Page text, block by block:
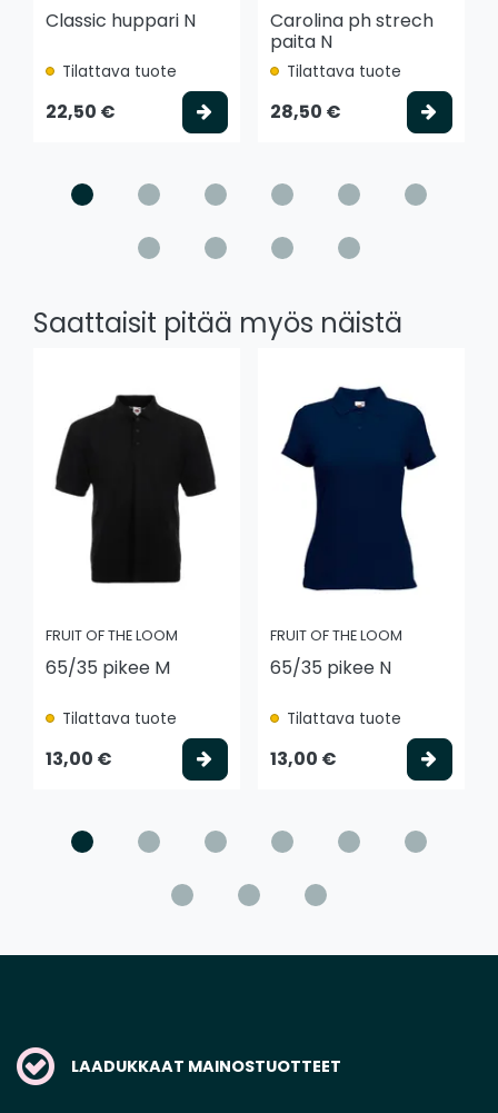
Classic huppari N
Tilattava tuote
22,50 € Valitse vaihtoehto
Carolina ph strech
paita N
Tilattava tuote
28,50 €
Saattaisit pitää myös näistä
FRUIT OF THE LOOM
65/35 pikee M
Tilattava tuote
13,00 € Valitse vaihtoehto
FRUIT OF THE LOOM
65/35 pikee N
Tilattava tuote
13,00 €
LAADUKKAAT MAINOSTUOTTEET